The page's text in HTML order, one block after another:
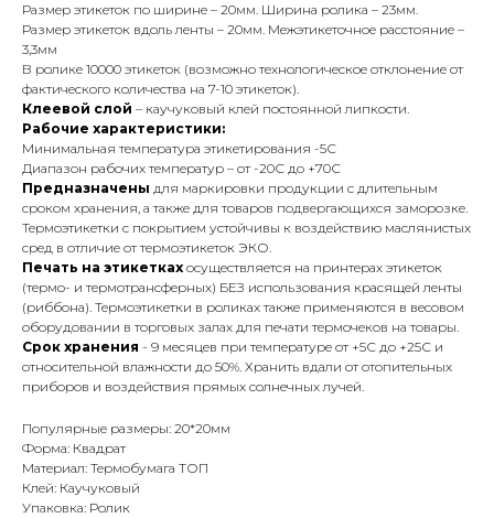
Размер этикеток по ширине – 20мм. Ширина ролика – 23мм.
Размер этикеток вдоль ленты – 20мм. Межэтикеточное расстояние –
3,3мм
В ролике 10000 этикеток (возможно технологическое отклонение от
фактического количества на 7-10 этикеток).
Клеевой слой – каучуковый клей постоянной липкости.
Рабочие характеристики:
Минимальная температура этикетирования -5С
Диапазон рабочих температур – от -20С до +70С
Предназначены для маркировки продукции с длительным
сроком хранения, а также для товаров подвергающихся заморозке.
Термоэтикетки с покрытием устойчивы к воздействию маслянистых
сред в отличие от термоэтикеток ЭКО.
Печать на этикеткахосуществляется на принтерах этикеток
(термо- и термотрансферных) БЕЗ использования красящей ленты
(риббона). Термоэтикетки в роликах также применяются в весовом
оборудовании в торговых залах для печати термочеков на товары.
Срок хранения - 9 месяцев при температуре от +5С до +25С и
относительной влажности до 50%. Хранить вдали от отопительных
приборов и воздействия прямых солнечных лучей.
Популярные размеры: 20*20мм
Форма: Квадрат
Материал: Термобумага ТОП
Клей: Каучуковый
Упаковка: Ролик